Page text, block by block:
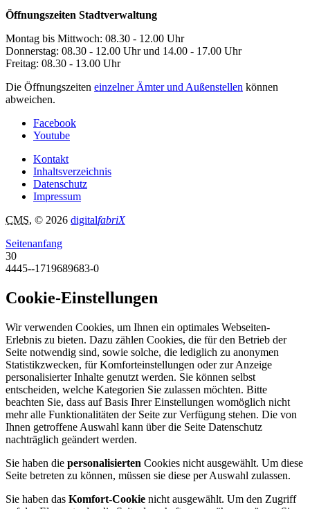
Öffnungszeiten Stadtverwaltung
Montag bis Mittwoch: 08.30 - 12.00 Uhr
Donnerstag: 08.30 - 12.00 Uhr und 14.00 - 17.00 Uhr
Freitag: 08.30 - 13.00 Uhr
Die Öffnungszeiten einzelner Ämter und Außenstellen können
abweichen.
Facebook
Youtube
Kontakt
Inhaltsverzeichnis
Datenschutz
Impressum
CMS, © 2026 digitalfabriX
Seitenanfang
30
4445--1719689683-0
Cookie-Einstellungen
Wir verwenden Cookies, um Ihnen ein optimales Webseiten-
Erlebnis zu bieten. Dazu zählen Cookies, die für den Betrieb der
Seite notwendig sind, sowie solche, die lediglich zu anonymen
Statistikzwecken, für Komforteinstellungen oder zur Anzeige
personalisierter Inhalte genutzt werden. Sie können selbst
entscheiden, welche Kategorien Sie zulassen möchten. Bitte
beachten Sie, dass auf Basis Ihrer Einstellungen womöglich nicht
mehr alle Funktionalitäten der Seite zur Verfügung stehen. Die von
Ihnen getroffene Auswahl kann über die Seite Datenschutz
nachträglich geändert werden.
Sie haben die personalisierten Cookies nicht ausgewählt. Um diese
Seite betreten zu können, müssen sie diese per Auswahl zulassen.
Sie haben das Komfort-Cookie nicht ausgewählt. Um den Zugriff